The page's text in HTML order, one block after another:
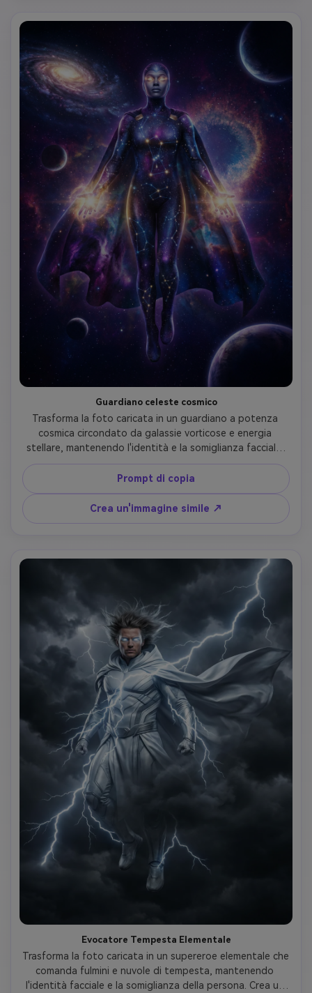
Guardiano celeste cosmico
Trasforma la foto caricata in un guardiano a potenza
cosmica circondato da galassie vorticose e energia
stellare, mantenendo l'identità e la somiglianza facciale.
Crea un abito che sembra essere intrecciato di polvere
stellare con modelli di costellazione luminosi, mantello
cosmico scorrevole con effetti di nebulosa e energia
radiosa emanata dalle mani. Posizione galleggiante nello
spazio con pianeti e stelle alle spalle, preservando i tratti
Prompt di copia
Crea un'immagine simile ↗
Evocatore Tempesta Elementale
Trasforma la foto caricata in un supereroe elementale che
comanda fulmini e nuvole di tempesta, mantenendo
l'identità facciale e la somiglianza della persona. Crea un